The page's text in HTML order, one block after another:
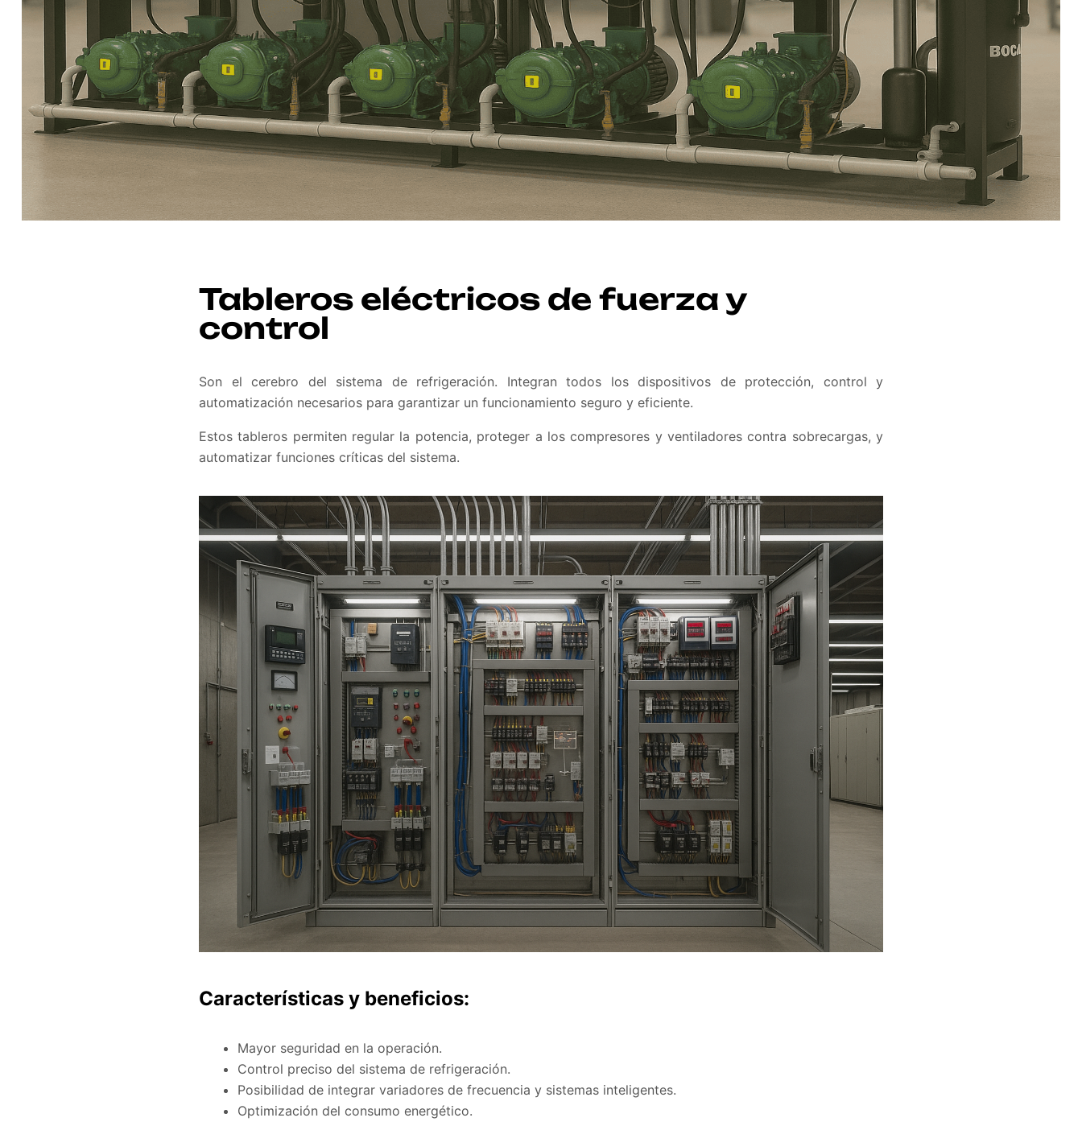
Tableros eléctricos de fuerza y
control
Son el cerebro del sistema de refrigeración. Integran todos los dispositivos de protección, control y
automatización necesarios para garantizar un funcionamiento seguro y eficiente.
Estos tableros permiten regular la potencia, proteger a los compresores y ventiladores contra sobrecargas, y
automatizar funciones críticas del sistema.
Características y beneficios:
Mayor seguridad en la operación.
Control preciso del sistema de refrigeración.
Posibilidad de integrar variadores de frecuencia y sistemas inteligentes.
Optimización del consumo energético.